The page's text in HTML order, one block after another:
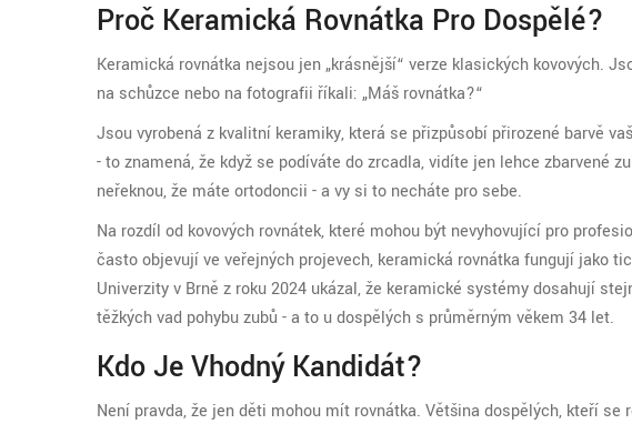
Proč Keramická Rovnátka Pro Dospělé?
Keramická rovnátka nejsou jen „krásnější“ verze klasických kovových.
na schůzce nebo na fotografii říkali: „Máš rovnátka?“
Jsou vyrobená z kvalitní keramiky, která se přizpůsobí přirozené barvě
- to znamená, že když se podíváte do zrcadla, vidíte jen lehce zbarvené
neřeknou, že máte ortodoncii - a vy si to necháte pro sebe.
Na rozdíl od kovových rovnátek, které mohou být nevyhovující pro
často objevují ve veřejných projevech, keramická rovnátka fungují jako
Univerzity v Brně z roku 2024 ukázal, že keramické systémy dosahují
těžkých vad pohybu zubů - a to u dospělých s průměrným věkem 34 let.
Kdo Je Vhodný Kandidát?
Není pravda, že jen děti mohou mít rovnátka. Většina dospělých, kteří